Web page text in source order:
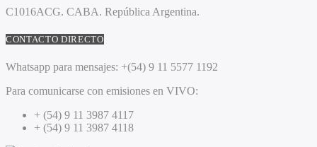
C1016ACG. CABA. República Argentina.
CONTACTO DIRECTO
Whatsapp para mensajes: +(54) 9 11 5577 1192
Para comunicarse con emisiones en VIVO:
+ (54) 9 11 3987 4117
+ (54) 9 11 3987 4118